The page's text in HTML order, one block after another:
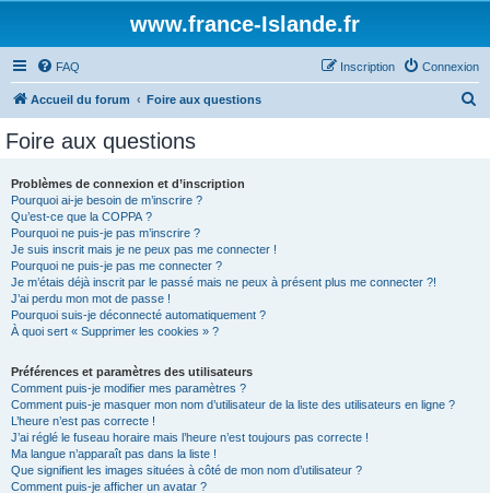
www.france-Islande.fr
FAQ Connexion
Inscription
Accueil du forum Foire aux questions
Foire aux questions
Problèmes de connexion et d’inscription
Pourquoi ai-je besoin de m’inscrire ?
Qu’est-ce que la COPPA ?
Pourquoi ne puis-je pas m’inscrire ?
Je suis inscrit mais je ne peux pas me connecter !
Pourquoi ne puis-je pas me connecter ?
Je m’étais déjà inscrit par le passé mais ne peux à présent plus me connecter ?!
J’ai perdu mon mot de passe !
Pourquoi suis-je déconnecté automatiquement ?
À quoi sert « Supprimer les cookies » ?
Préférences et paramètres des utilisateurs
Comment puis-je modifier mes paramètres ?
Comment puis-je masquer mon nom d’utilisateur de la liste des utilisateurs en ligne ?
L’heure n’est pas correcte !
J’ai réglé le fuseau horaire mais l’heure n’est toujours pas correcte !
Ma langue n’apparaît pas dans la liste !
Que signifient les images situées à côté de mon nom d’utilisateur ?
Comment puis-je afficher un avatar ?